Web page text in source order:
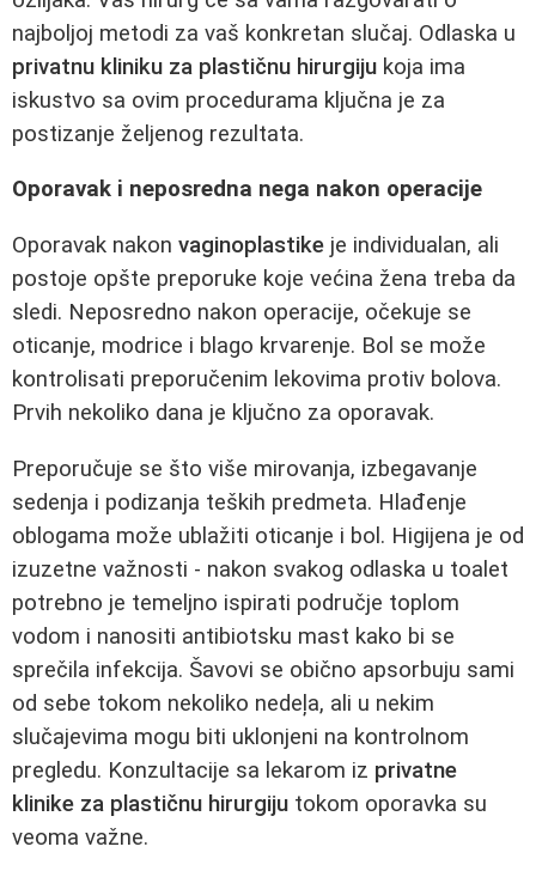
najboljoj metodi za vaš konkretan slučaj. Odlaska u
privatnu kliniku za plastičnu hirurgiju koja ima
iskustvo sa ovim procedurama ključna je za
postizanje željenog rezultata.
Oporavak i neposredna nega nakon operacije
Oporavak nakon vaginoplastike je individualan, ali
postoje opšte preporuke koje većina žena treba da
sledi. Neposredno nakon operacije, očekuje se
oticanje, modrice i blago krvarenje. Bol se može
kontrolisati preporučenim lekovima protiv bolova.
Prvih nekoliko dana je ključno za oporavak.
Preporučuje se što više mirovanja, izbegavanje
sedenja i podizanja teških predmeta. Hlađenje
oblogama može ublažiti oticanje i bol. Higijena je od
izuzetne važnosti - nakon svakog odlaska u toalet
potrebno je temeljno ispirati područje toplom
vodom i nanositi antibiotsku mast kako bi se
sprečila infekcija. Šavovi se obično apsorbuju sami
od sebe tokom nekoliko nedeļa, ali u nekim
slučajevima mogu biti uklonjeni na kontrolnom
pregledu. Konzultacije sa lekarom iz privatne
klinike za plastičnu hirurgiju tokom oporavka su
veoma važne.